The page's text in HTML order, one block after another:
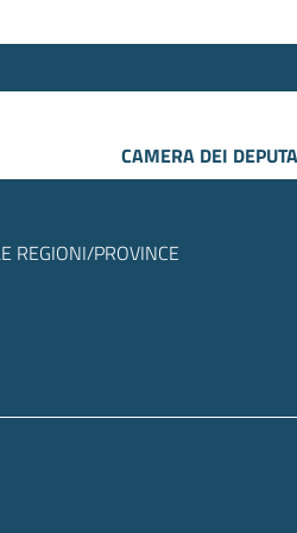
CAMERA DEI
REGIONI/PROVINCE